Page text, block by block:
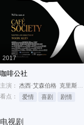
2017
咖啡公社
主演： 杰西·艾森伯格 克里斯汀·斯图尔特
看点：
爱情 喜剧 剧情
电视剧